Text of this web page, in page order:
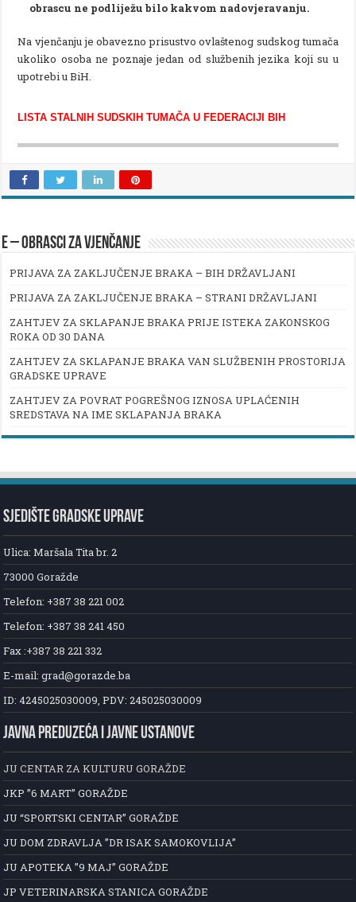
obrascu ne podliježu bilo kakvom nadovjeravanju.
Na vjenčanju je obavezno prisustvo ovlaštenog sudskog tumača
ukoliko osoba ne poznaje jedan od službenih jezika koji su u
upotrebi u BiH.
LISTA STALNIH SUDSKIH TUMAČA U FEDERACIJI BIH
E – OBRASCI ZA VJENČANJE
PRIJAVA ZA ZAKLJUČENJE BRAKA – BIH DRŽAVLJANI
PRIJAVA ZA ZAKLJUČENJE BRAKA – STRANI DRŽAVLJANI
ZAHTJEV ZA SKLAPANJE BRAKA PRIJE ISTEKA ZAKONSKOG
ROKA OD 30 DANA
ZAHTJEV ZA SKLAPANJE BRAKA VAN SLUŽBENIH PROSTORIJA
GRADSKE UPRAVE
ZAHTJEV ZA POVRAT POGREŠNOG IZNOSA UPLAĆENIH
SREDSTAVA NA IME SKLAPANJA BRAKA
SJEDIŠTE GRADSKE UPRAVE
Ulica: Maršala Tita br. 2
73000 Goražde
Telefon: +387 38 221 002
Telefon: +387 38 241 450
Fax :+387 38 221 332
E-mail: grad@gorazde.ba
ID: 4245025030009, PDV: 245025030009
JAVNA PREDUZEĆA I JAVNE USTANOVE
JU CENTAR ZA KULTURU GORAŽDE
JKP ”6 MART” GORAŽDE
JU “SPORTSKI CENTAR” GORAŽDE
JU DOM ZDRAVLJA ”DR ISAK SAMOKOVLIJA”
JU APOTEKA ”9 MAJ” GORAŽDE
JP VETERINARSKA STANICA GORAŽDE